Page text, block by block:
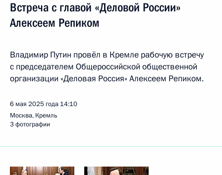
Встреча с главой «Деловой России»
Алексеем Репиком
Владимир Путин провёл в Кремле рабочую встречу
с председателем Общероссийской общественной
организации «Деловая Россия» Алексеем Репиком.
6 мая 2025 года 14:10
Москва, Кремль
3 фотографии